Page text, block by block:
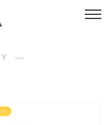
―
せ